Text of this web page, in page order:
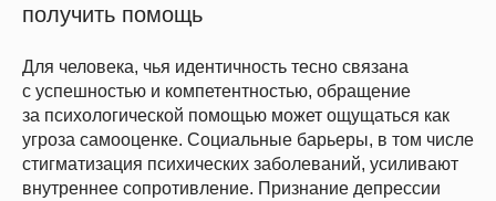
получить помощь
Для человека, чья идентичность тесно связана
с успешностью и компетентностью, обращение
за психологической помощью может ощущаться как
угроза самооценке. Социальные барьеры, в том числе
стигматизация психических заболеваний, усиливают
внутреннее сопротивление. Признание депрессии